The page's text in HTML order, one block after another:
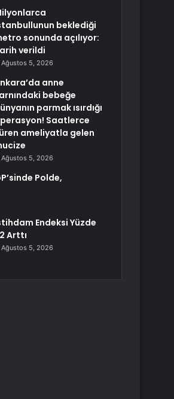
beklediği
sonunda açılıyor:
verildi
Ağustos 5, 2026
anne
bebeğe
parmak ısırdığı
Saatlerce
ameliyatla gelen
Ağustos 5, 2026
Polde,
Endeksi Yüzde
Arttı
Ağustos 5, 2026